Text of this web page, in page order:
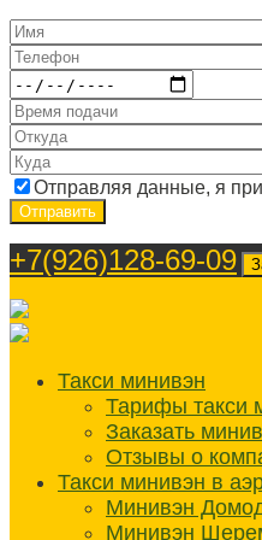
Отправляя данные, я
+7(926)128-69-09
Такси минивэн
Тарифы такси
Заказать
Отзывы о
Такси минивэн в
Минивэн
Минивэн